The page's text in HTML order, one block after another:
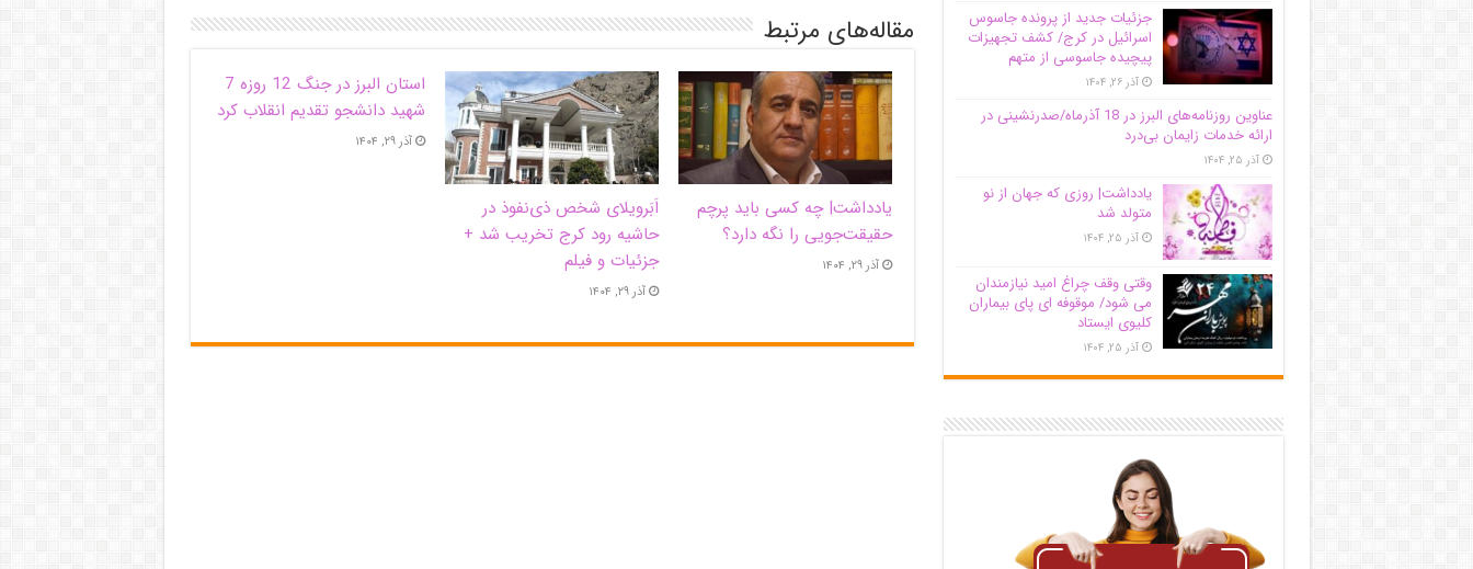
مقاله‌های مرتبط
یادداشت| ‌چه کسی باید پرچم
حقیقت‌جویی را نگه دارد؟
آذر ۲۹, ۱۴۰۴
اَبَر‌ویلای شخص ذی‌نفوذ در
حاشیه‌ رود کرج تخریب شد +
جزئیات و فیلم
آذر ۲۹, ۱۴۰۴
استان البرز در جنگ 12 روزه 7
شهید دانشجو تقدیم انقلاب کرد
آذر ۲۹, ۱۴۰۴
جزئیات جدید از پرونده جاسوس
اسرائیل در کرج/‌ کشف تجهیزات
پیچیده جاسوسی از متهم
آذر ۲۶, ۱۴۰۴
عناوین روزنامه‌های البرز در ‌18 آذرماه/صدرنشینی در
ارائه خدمات زایمان بی‌درد
آذر ۲۵, ۱۴۰۴
یادداشت| روزی که جهان از نو
متولد شد
آذر ۲۵, ۱۴۰۴
وقتی وقف چراغ امید نیازمندان
می شود/ موقوفه ای پای بیماران
کلیوی ایستاد
آذر ۲۵, ۱۴۰۴